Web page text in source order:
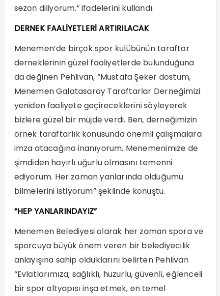
sezon diliyorum.” ifadelerini kullandı.
DERNEK FAALİYETLERİ ARTIRILACAK
Menemen’de birçok spor kulübünün taraftar
derneklerinin güzel faaliyetlerde bulunduğuna
da değinen Pehlivan, “Mustafa Şeker dostum,
Menemen Galatasaray Taraftarlar Derneğimizi
yeniden faaliyete geçireceklerini söyleyerek
bizlere güzel bir müjde verdi. Ben, derneğimizin
örnek taraftarlık konusunda önemli çalışmalara
imza atacağına inanıyorum. Menemenimize de
şimdiden hayırlı uğurlu olmasını temenni
ediyorum. Her zaman yanlarında olduğumu
bilmelerini istiyorum” şeklinde konuştu.
“HEP YANLARINDAYIZ”
Menemen Belediyesi olarak her zaman spora ve
sporcuya büyük önem veren bir belediyecilik
anlayışına sahip olduklarını belirten Pehlivan
“Evlatlarımıza; sağlıklı, huzurlu, güvenli, eğlenceli
bir spor altyapısı inşa etmek, en temel